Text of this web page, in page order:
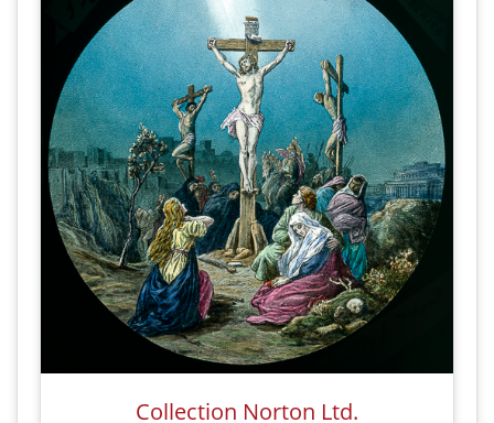
Collection Norton Ltd.